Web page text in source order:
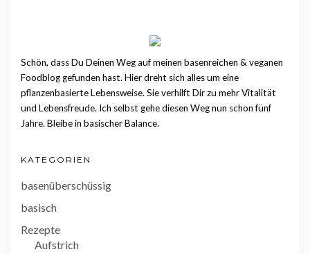
Schön, dass Du Deinen Weg auf meinen basenreichen & veganen
Foodblog gefunden hast. Hier dreht sich alles um eine
pflanzenbasierte Lebensweise. Sie verhilft Dir zu mehr Vitalität
und Lebensfreude. Ich selbst gehe diesen Weg nun schon fünf
Jahre. Bleibe in basischer Balance.
KATEGORIEN
basenüberschüssig
basisch
Rezepte
Aufstrich